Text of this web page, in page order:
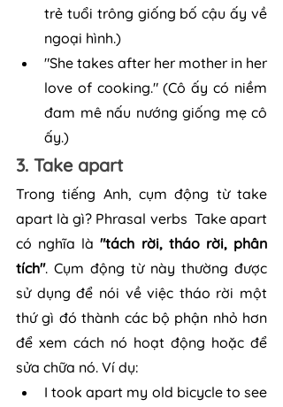
trẻ tuổi trông giống bố cậu ấy về
ngoại hình.)
"She takes after her mother in her
love of cooking." (Cô ấy có niềm
đam mê nấu nướng giống mẹ cô
ấy.)
3. Take apart
Trong tiếng Anh, cụm động từ take
apart là gì? Phrasal verbs  Take apart
có nghĩa là "tách rời, tháo rời, phân
tích". Cụm động từ này thường được
sử dụng để nói về việc tháo rời một
thứ gì đó thành các bộ phận nhỏ hơn
để xem cách nó hoạt động hoặc để
sửa chữa nó. Ví dụ:
I took apart my old bicycle to see